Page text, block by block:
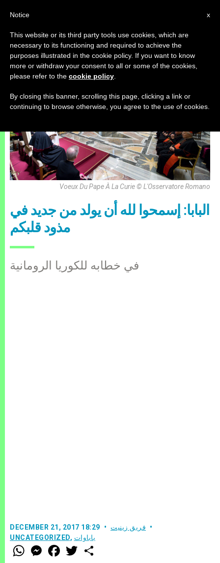
UNCATEGORIZED,باباوات
Voeux Du Pape À La Curie © L'Osservatore Romano
البابا: إسمحوا لله أن يولد من جديد في
مذود قلبكم
في خطابه للكوريا الرومانية
DECEMBER 21, 2017 18:29
فريق زينيت
UNCATEGORIZED, باباوات
W
h
M
e
F
a w
x
Notice
This website or its third party tools use cookies, which are
necessary to its functioning and required to achieve the
purposes illustrated in the cookie policy. If you want to know
more or withdraw your consent to all or some of the cookies,
please refer to the cookie policy
By closing this banner, scrolling this page, clicking a link or
continuing to browse otherwise, you agree to the use of cookies.